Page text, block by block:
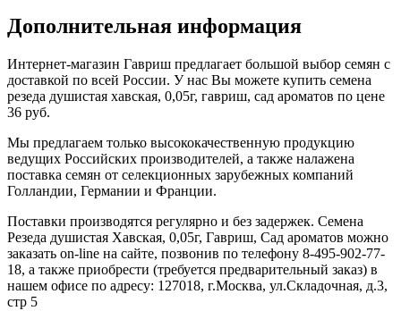
Дополнительная информация
Интернет-магазин Гавриш предлагает большой выбор семян с
доставкой по всей России. У нас Вы можете купить семена
резеда душистая хавская, 0,05г, гавриш, сад ароматов по цене
36 руб.
Мы предлагаем только высококачественную продукцию
ведущих Российских производителей, а также налажена
поставка семян от селекционных зарубежных компаний
Голландии, Германии и Франции.
Поставки производятся регулярно и без задержек. Семена
Резеда душистая Хавская, 0,05г, Гавриш, Сад ароматов можно
заказать on-line на сайте, позвонив по телефону 8-495-902-77-
18, а также приобрести (требуется предварительный заказ) в
нашем офисе по адресу: 127018, г.Москва, ул.Складочная, д.3,
стр 5